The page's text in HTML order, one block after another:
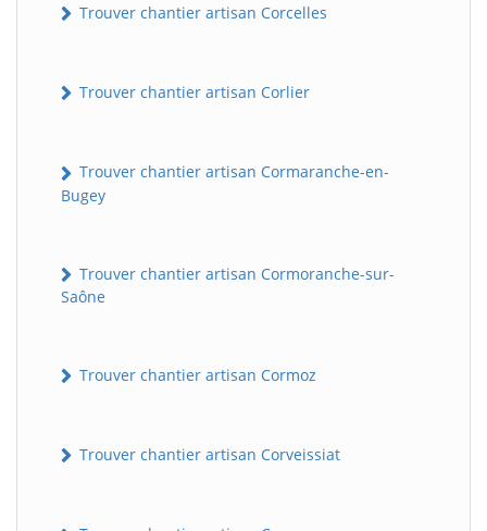
Trouver chantier artisan Corcelles
Trouver chantier artisan Corlier
Trouver chantier artisan Cormaranche-en-
Bugey
Trouver chantier artisan Cormoranche-sur-
Saône
Trouver chantier artisan Cormoz
Trouver chantier artisan Corveissiat
BatiWebPro